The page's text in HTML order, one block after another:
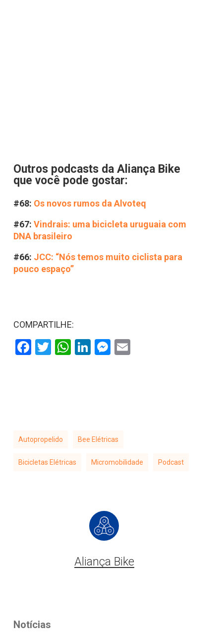
Outros podcasts da Aliança Bike
que você pode gostar:
#68: Os novos rumos da Alvoteq
#67: Vindrais: uma bicicleta uruguaia com
DNA brasileiro
#66: JCC: “Nós temos muito ciclista para
pouco espaço”
COMPARTILHE:
Facebook
Twitter
WhatsApp
LinkedIn
Messenger
Email
Autopropelido Bee Elétricas
Bicicletas Elétricas Micromobilidade Podcast
Aliança Bike
Notícias